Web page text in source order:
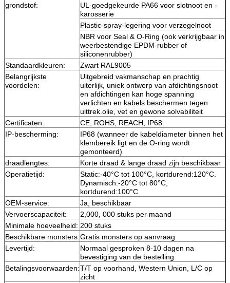
grondstof:
UL-goedgekeurde PA66 voor slotnoot en -
karosserie
Plastic-spray-legering voor verzegelnoot
NBR voor Seal & O-Ring (ook verkrijgbaar in
weerbestendige EPDM-rubber of
siliconenrubber)
Standaardkleuren:
Zwart RAL9005
Belangrijkste
voordelen:
Uitgebreid vakmanschap en prachtig
uiterlijk, uniek ontwerp van afdichtingsnoot
en afdichtingen kan hoge spanning
verlichten en kabels beschermen tegen
uittrek.olie, vet en gewone solvabiliteit
Certificaten:
CE, ROHS, REACH, IP68
IP-bescherming:
IP68 (wanneer de kabeldiameter binnen het
klembereik ligt en de O-ring wordt
gemonteerd)
draadlengtes:
Korte draad & lange draad zijn beschikbaar
Operatietijd:
Static:-40°C tot 100°C, kortdurend:120°C.
Dynamisch:-20°C tot 80°C,
kortdurend:100°C
OEM-service:
Ja, beschikbaar
Vervoerscapaciteit:
2,000, 000 stuks per maand
Minimale hoeveelheid: 200 stuks
Beschikbare monsters:Gratis monsters op aanvraag
Levertijd:
Normaal gesproken 8-10 dagen na
bevestiging van de bestelling
Betalingsvoorwaarden:T/T op voorhand, Western Union, L/C op
zicht